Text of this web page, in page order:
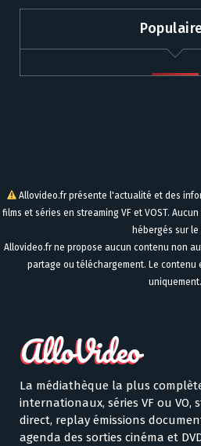
Allovideo.fr présente l'actualité et des
films et séries en streaming VF et VOST.
hébergés sur le
Allovideo.fr ne propose aucun contenu non
partage ou téléchargement. Le
uniquement.
La médiathèque la plus
internationaux, séries VF ou VO,
direct, replay émissions
agenda des sorties cinéma et